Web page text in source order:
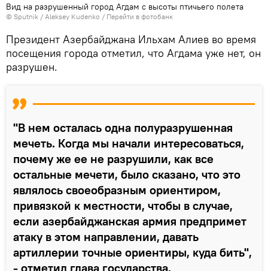
Вид на разрушенный город Агдам с высоты птичьего полета
© Sputnik / Aleksey Kudenko / Перейти в фотобанк
Президент Азербайджана Ильхам Алиев во время
посещения города отметил, что Агдама уже нет, он
разрушен.
"В нем осталась одна полуразрушенная
мечеть. Когда мы начали интересоваться,
почему же ее не разрушили, как все
остальные мечети, было сказано, что это
являлось своеобразным ориентиром,
привязкой к местности, чтобы в случае,
если азербайджанская армия предпримет
атаку в этом направлении, давать
артиллерии точные ориентиры, куда бить",
- отметил глава государства.